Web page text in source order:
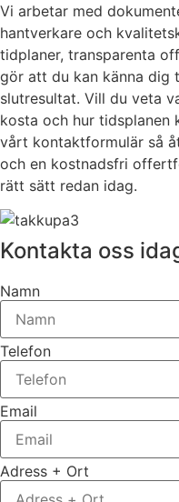
Vi arbetar med
hantverkare och
tidplaner, transparenta
gör att du kan känna dig
slutresultat. Vill du veta
kosta och hur tidsplanen
vårt kontaktformulär så
och en kostnadsfri
rätt sätt redan idag.
Kontakta oss
Namn
Telefon
Email
Adress + Ort